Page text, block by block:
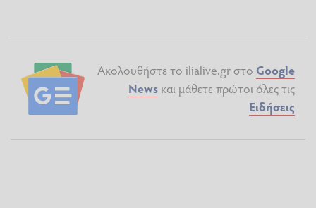
Ακολουθήστε το ilialive.gr στο Google
News και μάθετε πρώτοι όλες τις
Ειδήσεις